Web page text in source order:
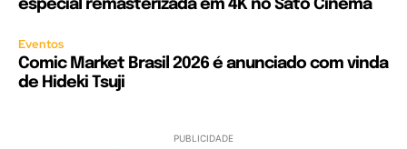
especial remasterizada em 4K no Sato Cinema
Eventos
Comic Market Brasil 2026 é anunciado com vinda
de Hideki Tsuji
PUBLICIDADE